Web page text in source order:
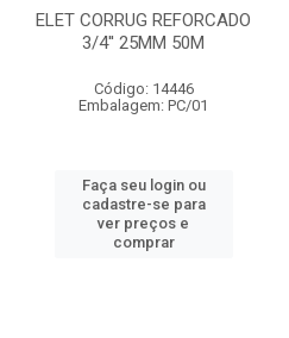
ELET CORRUG REFORCADO
3/4'' 25MM 50M
Código: 14446
Embalagem: PC/01
Faça seu login ou
cadastre-se para
ver preços e
comprar